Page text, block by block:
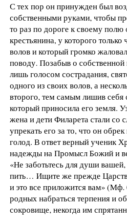
С тех пор он принужден был
собственными руками, чтобы
то раз по дороге к своему полю
крестьянина, у которого только
волов и который громко
поводу. Позабыв о
лишь голосом сострадания,
одного из своих волов, а
второго, тем самым лишив себя
который приносила его земля.
жена и дети Филарета стали со
упрекать его за то, что он
голод. В ответ верный ученик
надежды на Промысл Божий и
«Не заботьтесь для души
пить… Ищите же прежде
и это все приложится вам» (Мф.
родных набраться терпения и
сокровище, некогда им